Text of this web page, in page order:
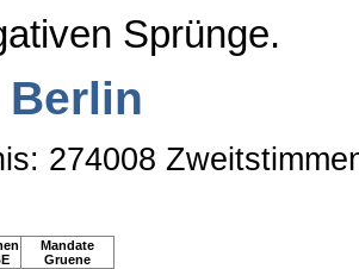
Sprünge.
Berlin
274008
Mandate
Gruene